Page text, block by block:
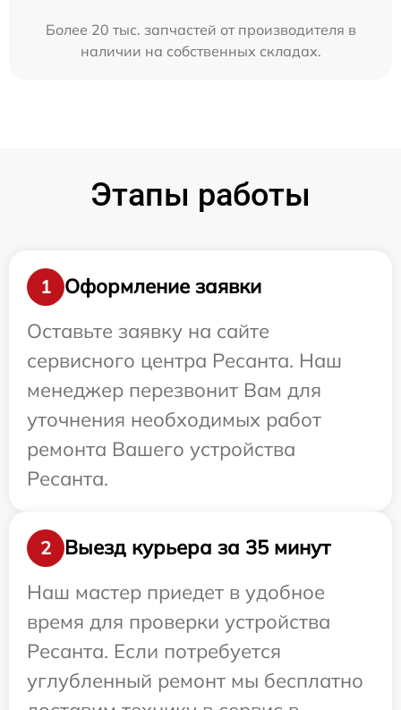
Более 20 тыс. запчастей от производителя в
наличии на собственных складах.
Этапы работы
1
Оформление заявки
Оставьте заявку на сайте
сервисного центра Ресанта. Наш
менеджер перезвонит Вам для
уточнения необходимых работ
ремонта Вашего устройства
Ресанта.
2
Выезд курьера за 35 минут
Наш мастер приедет в удобное
время для проверки устройства
Ресанта. Если потребуется
углубленный ремонт мы бесплатно